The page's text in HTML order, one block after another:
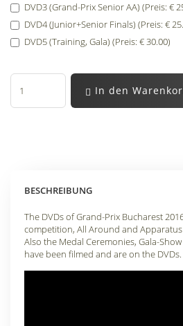
DVD3 (Grand-Prix Senior AA) (Preis: €
DVD4 (Junior+Senior Finals) (Preis: €
DVD5 (Training, Gala) (Preis: € 30.00)
In den
BESCHREIBUNG
The DVDs of Grand-Prix Bucharest
competition, All Around and Apparatus
Also the Medal Ceremonies, Gala-
have been filmed and are on the DVDs.